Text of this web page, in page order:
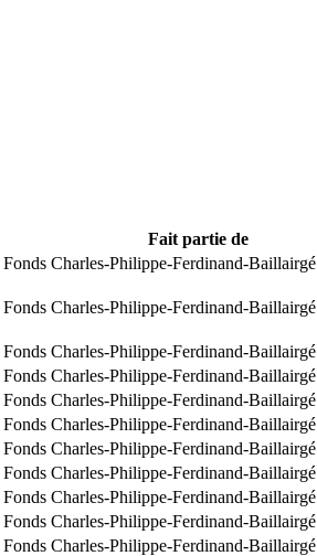
Fait partie de
Fonds Charles-Philippe-Ferdinand-Baillairgé
Fonds Charles-Philippe-Ferdinand-Baillairgé
Fonds Charles-Philippe-Ferdinand-Baillairgé
Fonds Charles-Philippe-Ferdinand-Baillairgé
Fonds Charles-Philippe-Ferdinand-Baillairgé
Fonds Charles-Philippe-Ferdinand-Baillairgé
Fonds Charles-Philippe-Ferdinand-Baillairgé
Fonds Charles-Philippe-Ferdinand-Baillairgé
Fonds Charles-Philippe-Ferdinand-Baillairgé
Fonds Charles-Philippe-Ferdinand-Baillairgé
Fonds Charles-Philippe-Ferdinand-Baillairgé